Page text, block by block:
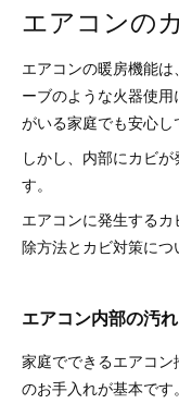
エアコンの
エアコンの暖房機能
ーブのような火器使
がいる家庭でも安心し
しかし、内部にカビ
す。
エアコンに発生する
除方法とカビ対策につ
エアコン内部の汚
家庭でできるエアコン
のお手入れが基本です。